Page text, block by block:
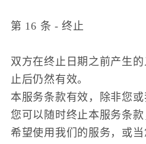
第 16 条 - 终止
双方在终止日期之前产生
止后仍然有效。
本服务条款有效，除非您或
您可以随时终止本服务条
希望使用我们的服务，或